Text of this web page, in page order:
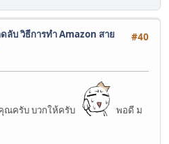
#40
ดลับ วิธีการทำ Amazon สาย
ณครับ บวกให้ครับ
พอดี ม